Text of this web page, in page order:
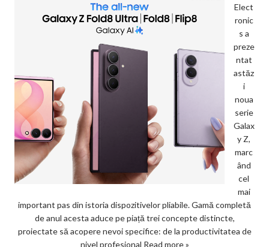
Elect
ronic
s a
preze
ntat
astăz
i
noua
serie
Galax
y Z,
marc
ând
cel
mai
important pas din istoria dispozitivelor pliabile. Gamă completă
de anul acesta aduce pe piață trei concepte distincte,
proiectate să acopere nevoi specifice: de la productivitatea de
nivel profesional Read more »